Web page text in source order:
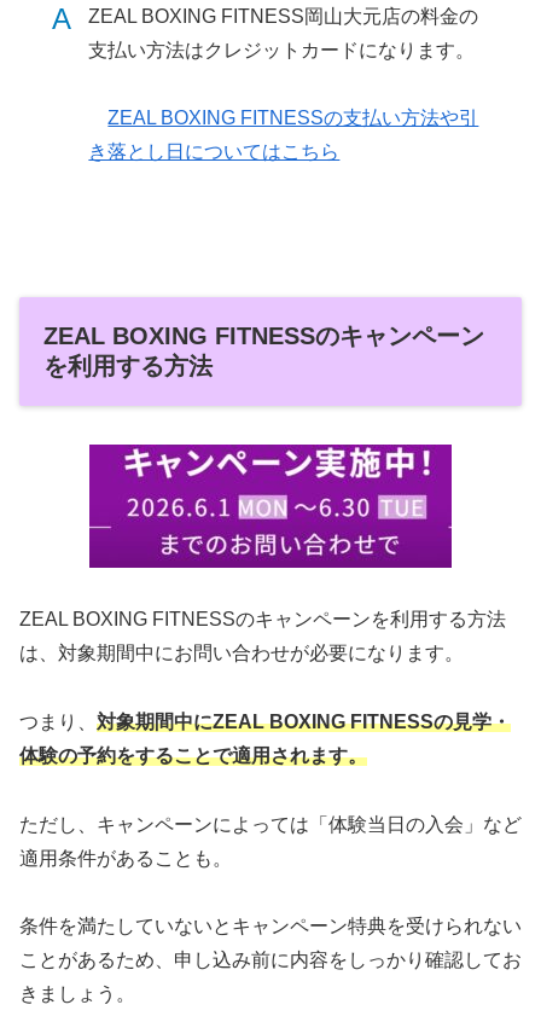
A
ZEAL BOXING FITNESS岡山大元店の料金の
支払い方法はクレジットカードになります。
ZEAL BOXING FITNESSの支払い方法や引
き落とし日についてはこちら
ZEAL BOXING FITNESSのキャンペーン
を利用する方法
ZEAL BOXING FITNESSのキャンペーンを利用する方法
は、対象期間中にお問い合わせが必要になります。
つまり、 対象期間中にZEAL BOXING FITNESSの見学・
体験の予約をすることで適用されます。
ただし、キャンペーンによっては「体験当日の入会」など
適用条件があることも。
条件を満たしていないとキャンペーン特典を受けられない
ことがあるため、申し込み前に内容をしっかり確認してお
きましょう。